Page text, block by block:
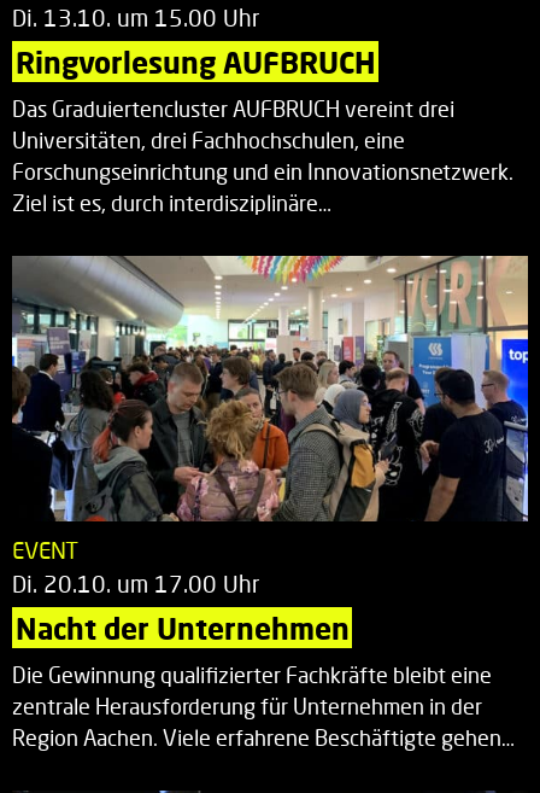
Di. 13.10. um 15.00 Uhr
Ringvorlesung AUFBRUCH
Das Graduiertencluster AUFBRUCH vereint drei
Universitäten, drei Fachhochschulen, eine
Forschungseinrichtung und ein Innovationsnetzwerk.
Ziel ist es, durch interdisziplinäre…
EVENT
Di. 20.10. um 17.00 Uhr
Nacht der Unternehmen
Die Gewinnung qualifizierter Fachkräfte bleibt eine
zentrale Herausforderung für Unternehmen in der
Region Aachen. Viele erfahrene Beschäftigte gehen…